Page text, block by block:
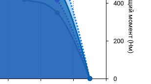
Крутящий момент (Нм)
0
200
400